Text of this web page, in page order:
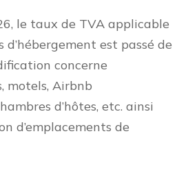
le taux de TVA applicable
est passé de
concerne
motels, Airbnb
d’hôtes, etc. ainsi
d’emplacements de